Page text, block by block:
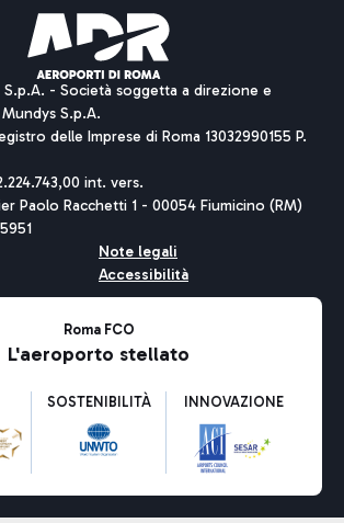
- Società soggetta a direzione e
S.p.A.
delle Imprese di Roma 13032990155 P.
int. vers.
Paolo Racchetti 1 - 00054 Fiumicino (RM)
Note legali
Accessibilità
Roma FCO
L'aeroporto stellato
SOSTENIBILITÀ INNOVAZIONE